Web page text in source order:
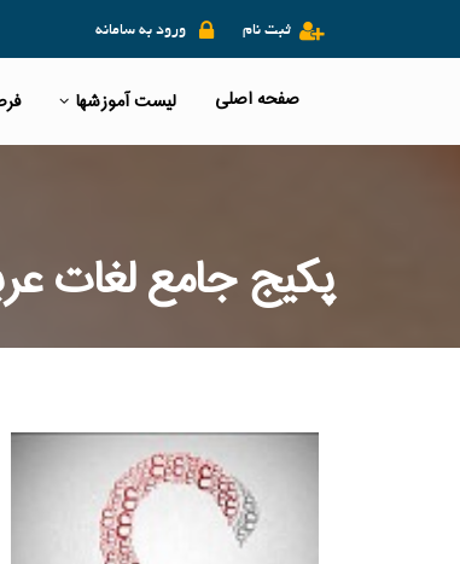
ورود به سامانه ثبت نام
صفحه اصلی لیست آموزشها
پکیج جامع لغات